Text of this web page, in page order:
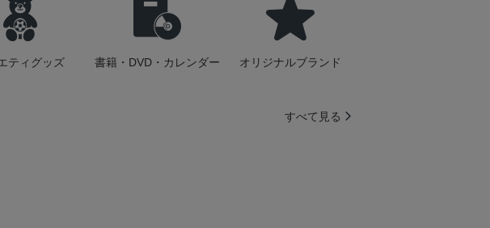
ティグッズ 書籍・DVD・カレンダー オリジナルブランド
すべて見る